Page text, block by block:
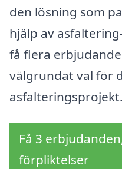
den lösning som
hjälp av
få flera
välgrundat val för
asfalteringsprojekt.
Få 3
förpliktelser